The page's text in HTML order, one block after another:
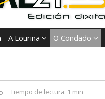
A Louriña O Condado
Tiempo de lectura: 1 min